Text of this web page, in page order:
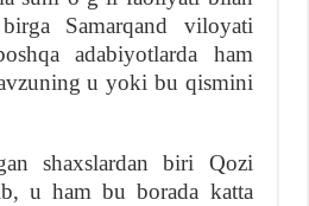
Samarqand viloyati
adabiyotlarda ham
u yoki bu qismini
shaxslardan biri Qozi
u ham bu borada katta